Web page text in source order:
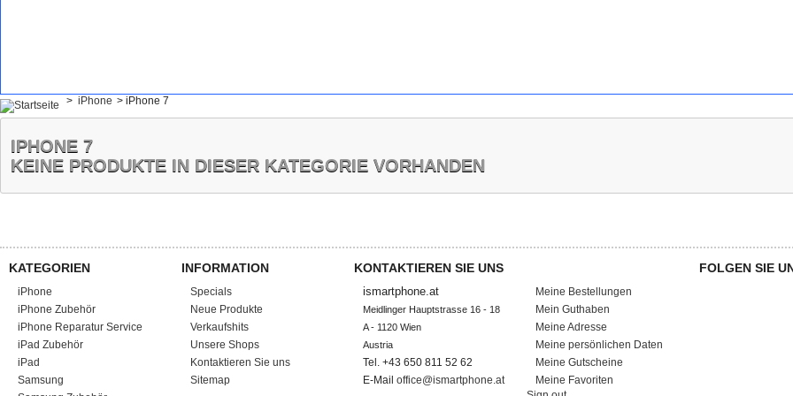
> iPhone > iPhone 7
IPHONE 7
KEINE PRODUKTE IN DIESER KATEGORIE VORHANDEN
KATEGORIEN
iPhone
iPhone Zubehör
iPhone Reparatur Service
iPad Zubehör
iPad
Samsung
INFORMATION
Specials
Neue Produkte
Verkaufshits
Unsere Shops
Kontaktieren Sie uns
Sitemap
KONTAKTIEREN SIE UNS
ismartphone.at
Meidlinger Hauptstrasse 16 - 18
A - 1120 Wien
Austria
Tel. +43 650 811 52 62
E-Mail office@ismartphone.at
Meine Bestellungen
Mein Guthaben
Meine Adresse
Meine persönlichen Daten
Meine Gutscheine
Meine Favoriten
FOLGEN SIE